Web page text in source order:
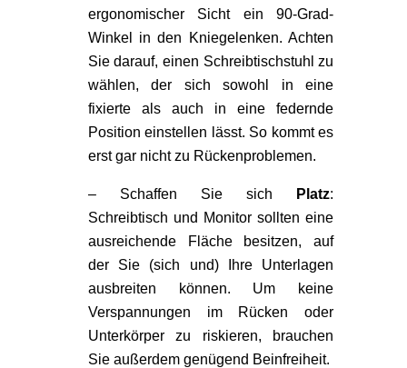
ergonomischer Sicht ein 90-Grad-
Winkel in den Kniegelenken. Achten
Sie darauf, einen Schreibtischstuhl zu
wählen, der sich sowohl in eine
fixierte als auch in eine federnde
Position einstellen lässt. So kommt es
erst gar nicht zu Rückenproblemen.
– Schaffen Sie sich Platz:
Schreibtisch und Monitor sollten eine
ausreichende Fläche besitzen, auf
der Sie (sich und) Ihre Unterlagen
ausbreiten können. Um keine
Verspannungen im Rücken oder
Unterkörper zu riskieren, brauchen
Sie außerdem genügend Beinfreiheit.